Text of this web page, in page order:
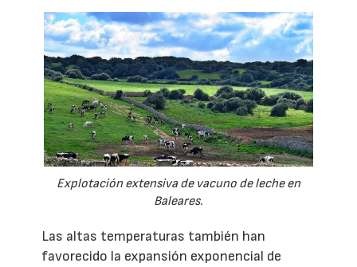
Explotación extensiva de vacuno de leche en
Baleares.
Las altas temperaturas también han
favorecido la expansión exponencial de